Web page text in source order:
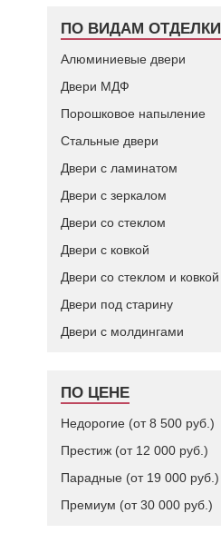
ПО ВИДАМ ОТДЕЛКИ
Алюминиевые двери
Двери МДФ
Порошковое напыление
Стальные двери
Двери с ламинатом
Двери с зеркалом
Двери со стеклом
Двери с ковкой
Двери со стеклом и ковкой
Двери под старину
Двери с молдингами
ПО ЦЕНЕ
Недорогие (от 8 500 руб.)
Престиж (от 12 000 руб.)
Парадные (от 19 000 руб.)
Премиум (от 30 000 руб.)